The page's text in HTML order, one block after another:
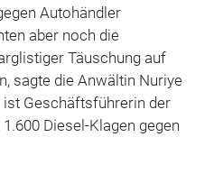
Autohändler
aber noch die
Täuschung auf
sagte die Anwältin Nuriye
Geschäftsführerin der
Diesel-Klagen gegen